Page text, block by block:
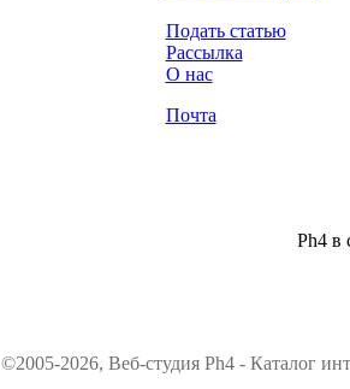
Подать статью
Рассылка
О нас
Почта
Ph4 в
©2005-2026, Веб-студия Ph4 - Каталог